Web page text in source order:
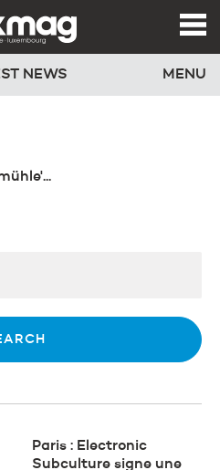
NEWS MENU
Paris : Electronic
Subculture signe une